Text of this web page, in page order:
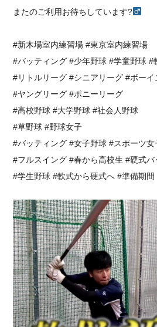
またのご利用お待ちしています?‍
#新木場室内練習場 #東京室内練習場
#バッティング #少年野球 #学童野球 #
#リトルリーグ #シニアリーグ #ボーイ
#ヤングリーグ #ポニーリーグ
#高校野球 #大学野球 #社会人野球
#草野球 #野球女子
#バッティング #女子野球 #スポーツ女
#フルスイング #春から高校生 #硬式
#学生野球 #軟式から硬式へ #準備期間